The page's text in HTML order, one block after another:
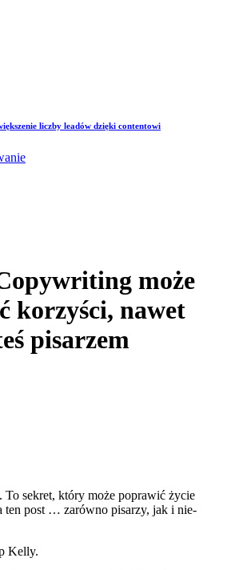
liczby leadów dzięki contentowi
może
korzyści, nawet
pisarzem
To sekret, który może poprawić życie
ten post … zarówno pisarzy, jak i nie-
Kelly.